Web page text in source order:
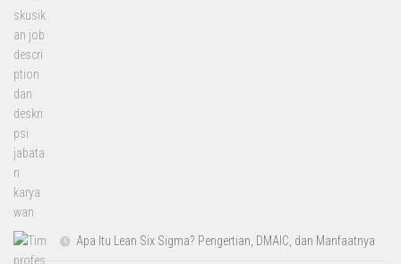
Apa Itu Lean Six Sigma? Pengertian, DMAIC, dan Manfaatnya